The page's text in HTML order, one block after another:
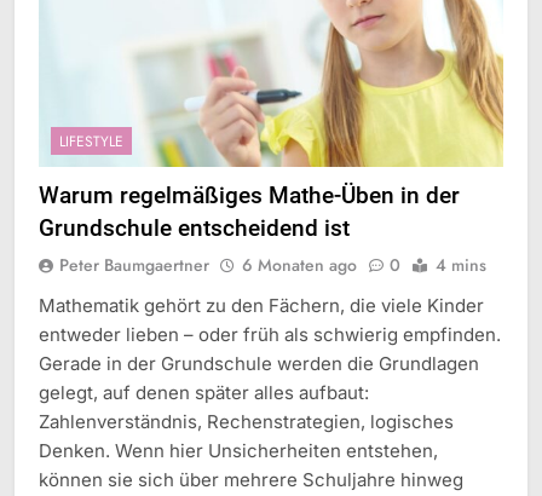
LIFESTYLE
Warum regelmäßiges Mathe-Üben in der
Grundschule entscheidend ist
Peter Baumgaertner 6 Monaten ago 0 4 mins
Mathematik gehört zu den Fächern, die viele Kinder
entweder lieben – oder früh als schwierig empfinden.
Gerade in der Grundschule werden die Grundlagen
gelegt, auf denen später alles aufbaut:
Zahlenverständnis, Rechenstrategien, logisches
Denken. Wenn hier Unsicherheiten entstehen,
können sie sich über mehrere Schuljahre hinweg